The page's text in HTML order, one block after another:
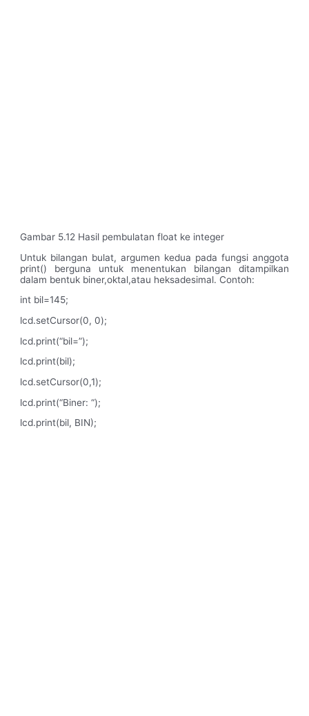
Gambar 5.12 Hasil pembulatan float ke integer
Untuk bilangan bulat, argumen kedua pada fungsi anggota
print() berguna untuk menentukan bilangan ditampilkan
dalam bentuk biner,oktal,atau heksadesimal. Contoh:
int bil=145;
lcd.setCursor(0, 0);
lcd.print(“bil=”);
lcd.print(bil);
lcd.setCursor(0,1);
lcd.print(“Biner: “);
lcd.print(bil, BIN);